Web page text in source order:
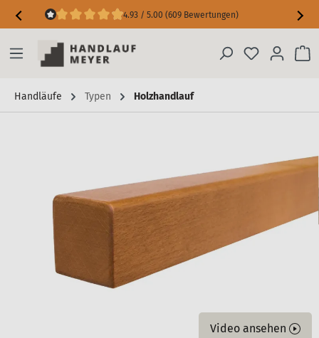
4.93 / 5.00 (609 Bewertungen)
Handläufe Typen Holzhandlauf
Video ansehen